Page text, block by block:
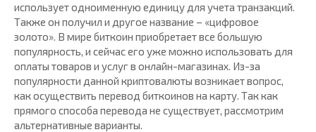
использует одноименную единицу для учета транзакций.
Также он получил и другое название – «цифровое
золото». В мире биткоин приобретает все большую
популярность, и сейчас его уже можно использовать для
оплаты товаров и услуг в онлайн-магазинах. Из-за
популярности данной криптовалюты возникает вопрос,
как осуществить перевод биткоинов на карту. Так как
прямого способа перевода не существует, рассмотрим
альтернативные варианты.